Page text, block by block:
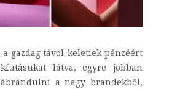
a gazdag távol-keletiek pénzéért
látva, egyre jobban
a nagy brandekből,